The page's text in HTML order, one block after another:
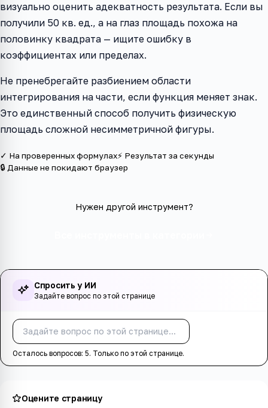
визуально оценить адекватность результата. Если вы
получили 50 кв. ед., а на глаз площадь похожа на
половинку квадрата — ищите ошибку в
коэффициентах или пределах.
Не пренебрегайте разбиением области
интегрирования на части, если функция меняет знак.
Это единственный способ получить физическую
площадь сложной несимметричной фигуры.
✓ На проверенных формулах⚡ Результат за секунды
🔒 Данные не покидают браузер
Нужен другой инструмент?
Спросить у ИИ
Задайте вопрос по этой странице
Осталось вопросов: 5. Только по этой странице.
Оцените страницу